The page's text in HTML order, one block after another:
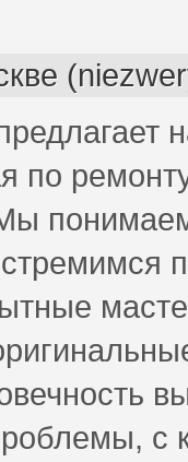
по
с